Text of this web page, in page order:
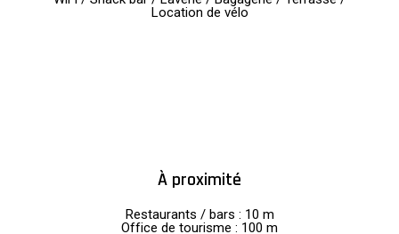
Location de vélo
À proximité
Restaurants / bars : 10 m
Office de tourisme : 100 m